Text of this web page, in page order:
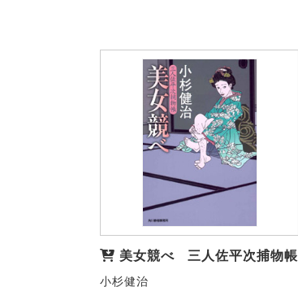
美女競べ 三人佐平次捕物帳
小杉健治